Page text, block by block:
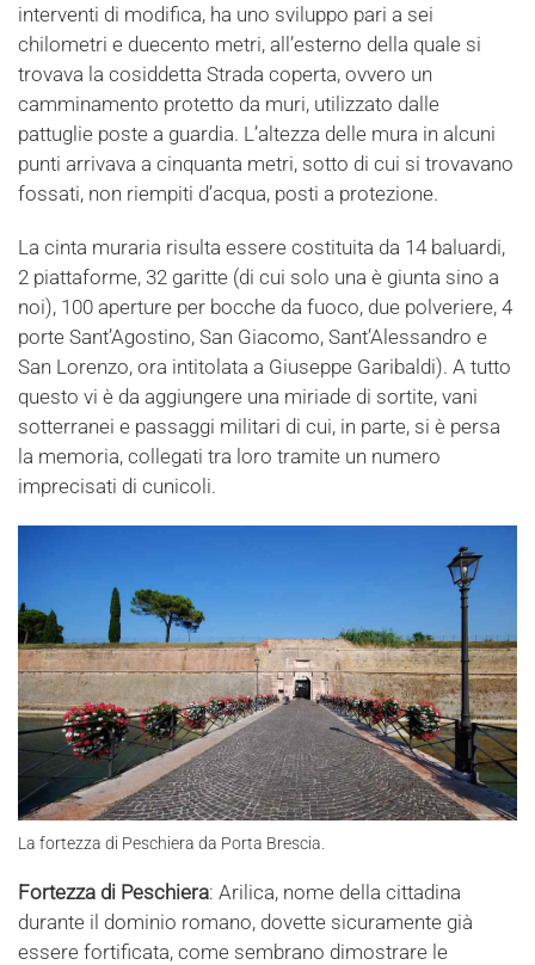
interventi di modifica, ha uno sviluppo pari a sei
chilometri e duecento metri, all’esterno della quale si
trovava la cosiddetta Strada coperta, ovvero un
camminamento protetto da muri, utilizzato dalle
pattuglie poste a guardia. L’altezza delle mura in alcuni
punti arrivava a cinquanta metri, sotto di cui si trovavano
fossati, non riempiti d’acqua, posti a protezione.
La cinta muraria risulta essere costituita da 14 baluardi,
2 piattaforme, 32 garitte (di cui solo una è giunta sino a
noi), 100 aperture per bocche da fuoco, due polveriere, 4
porte Sant’Agostino, San Giacomo, Sant’Alessandro e
San Lorenzo, ora intitolata a Giuseppe Garibaldi). A tutto
questo vi è da aggiungere una miriade di sortite, vani
sotterranei e passaggi militari di cui, in parte, si è persa
la memoria, collegati tra loro tramite un numero
imprecisati di cunicoli.
La fortezza di Peschiera da Porta Brescia.
Fortezza di Peschiera: Arilica, nome della cittadina
durante il dominio romano, dovette sicuramente già
essere fortificata, come sembrano dimostrare le